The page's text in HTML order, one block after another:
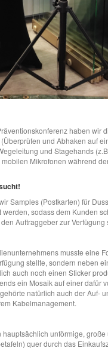
haben wir
und Abhaken auf
und Stagehands
Mikrofonen während
Samples (Postkarten) für
sodass dem Kunden
Auftraggeber zur Verfügung
musste eine
stellte, sondern neben
auch noch einen Sticker
ein Mosaik auf einer dafür
natürlich auch der Auf-
Kabelmanagement.
unförmige,
quer durch das